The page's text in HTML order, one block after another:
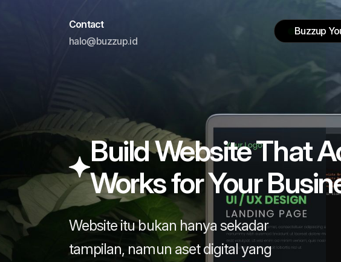
Contact
halo@buzzup.id
Buzzup
Build Website That
Works for Your
Website itu bukan hanya sekadar
tampilan, namun aset digital yang